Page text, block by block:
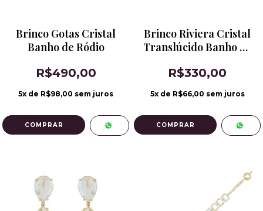
Brinco Gotas Cristal
Banho de Ródio
R$490,00
5x de R$98,00 sem juros
Brinco Riviera Cristal
Translúcido Banho de
R$330,00
5x de R$66,00 sem juros